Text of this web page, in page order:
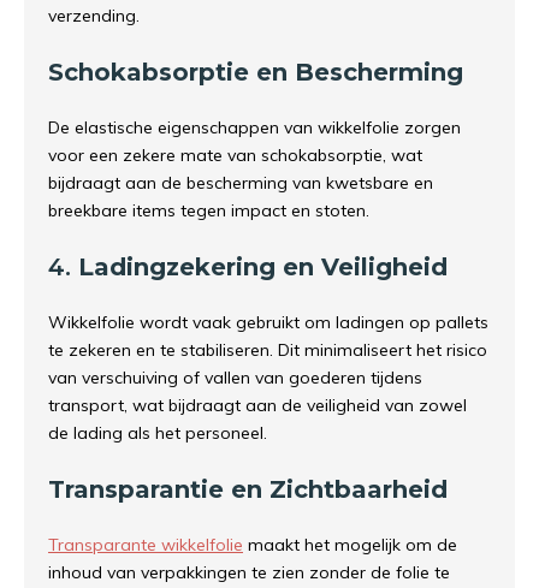
verzending.
Schokabsorptie en Bescherming
De elastische eigenschappen van wikkelfolie zorgen
voor een zekere mate van schokabsorptie, wat
bijdraagt aan de bescherming van kwetsbare en
breekbare items tegen impact en stoten.
4. Ladingzekering en Veiligheid
Wikkelfolie wordt vaak gebruikt om ladingen op pallets
te zekeren en te stabiliseren. Dit minimaliseert het risico
van verschuiving of vallen van goederen tijdens
transport, wat bijdraagt aan de veiligheid van zowel
de lading als het personeel.
Transparantie en Zichtbaarheid
Transparante wikkelfolie maakt het mogelijk om de
inhoud van verpakkingen te zien zonder de folie te